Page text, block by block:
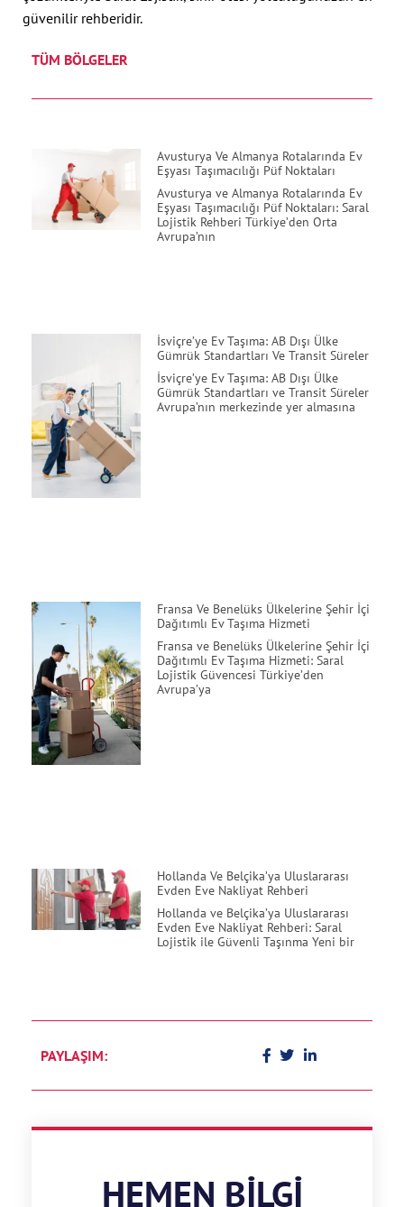
güvenilir rehberidir.
TÜM BÖLGELER
Avusturya Ve Almanya Rotalarında Ev
Eşyası Taşımacılığı Püf Noktaları
Avusturya ve Almanya Rotalarında Ev
Eşyası Taşımacılığı Püf Noktaları: Saral
Lojistik Rehberi Türkiye’den Orta
Avrupa’nın
İsviçre’ye Ev Taşıma: AB Dışı Ülke
Gümrük Standartları Ve Transit Süreler
İsviçre’ye Ev Taşıma: AB Dışı Ülke
Gümrük Standartları ve Transit Süreler
Avrupa’nın merkezinde yer almasına
Fransa Ve Benelüks Ülkelerine Şehir İçi
Dağıtımlı Ev Taşıma Hizmeti
Fransa ve Benelüks Ülkelerine Şehir İçi
Dağıtımlı Ev Taşıma Hizmeti: Saral
Lojistik Güvencesi Türkiye’den
Avrupa’ya
Hollanda Ve Belçika’ya Uluslararası
Evden Eve Nakliyat Rehberi
Hollanda ve Belçika’ya Uluslararası
Evden Eve Nakliyat Rehberi: Saral
Lojistik ile Güvenli Taşınma Yeni bir
PAYLAŞIM:
HEMEN BILGI